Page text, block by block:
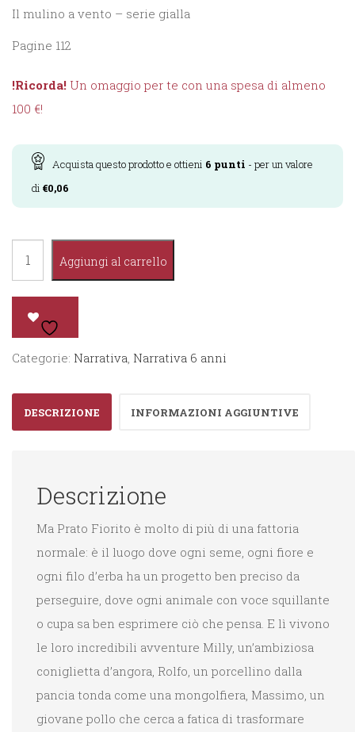
Il mulino a vento – serie gialla
Pagine 112
!Ricorda! Un omaggio per te con una spesa di almeno
100 €!
Acquista questo prodotto e ottieni 6 punti - per un valore
di €0,06
di
Prato
quantità
Aggiungi al carrello
Categorie: Narrativa, Narrativa 6 anni
DESCRIZIONE INFORMAZIONI AGGIUNTIVE
Descrizione
Ma Prato Fiorito è molto di più di una fattoria
normale: è il luogo dove ogni seme, ogni fiore e
ogni filo d’erba ha un progetto ben preciso da
perseguire, dove ogni animale con voce squillante
o cupa sa ben esprimere ciò che pensa. E lì vivono
le loro incredibili avventure Milly, un’ambiziosa
coniglietta d’angora, Rolfo, un porcellino dalla
pancia tonda come una mongolfiera, Massimo, un
giovane pollo che cerca a fatica di trasformare